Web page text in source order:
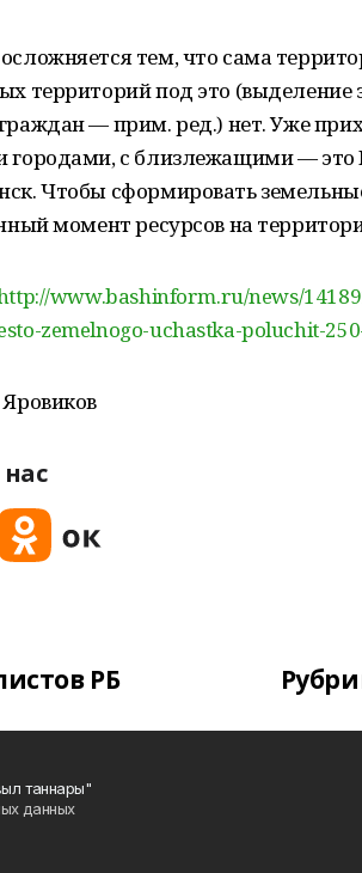
тем, что сама
территорий под это
— прим. ред.) нет. Уже
городами, с близлежащими — это
Чтобы сформировать
момент ресурсов на
www.bashinform.ru/news/
zemelnogo-uchastka-poluchit-
РБ
таннары"
данных